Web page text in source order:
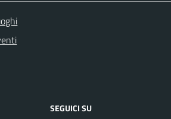
SEGUICI SU